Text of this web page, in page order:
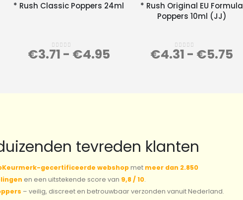
* Rush Classic Poppers 24ml
0out of 5
€3.71 - €4.95
* Rush Original EU Formula
Poppers 10ml (JJ)
0out of 5
€4.31 - €5.75
tevreden klanten
gecertificeerde webshopmet meer dan 2.850
en een uitstekende score van 9,8 / 10.
– veilig, discreet en betrouwbaar verzonden vanuit Nederland.